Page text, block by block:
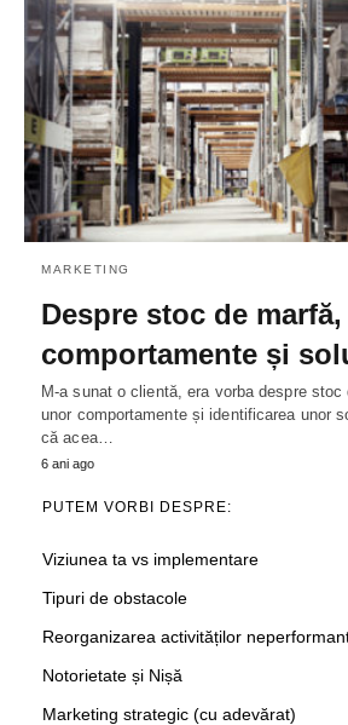
MARKETING
Despre stoc de marfă,
comportamente și
M-a sunat o clientă, era vorba despre
unor comportamente și identificarea unor
că acea…
6 ani ago
PUTEM VORBI DESPRE:
Viziunea ta vs implementare
Tipuri de obstacole
Reorganizarea activităților
Notorietate și Nișă
Marketing strategic (cu adevărat)